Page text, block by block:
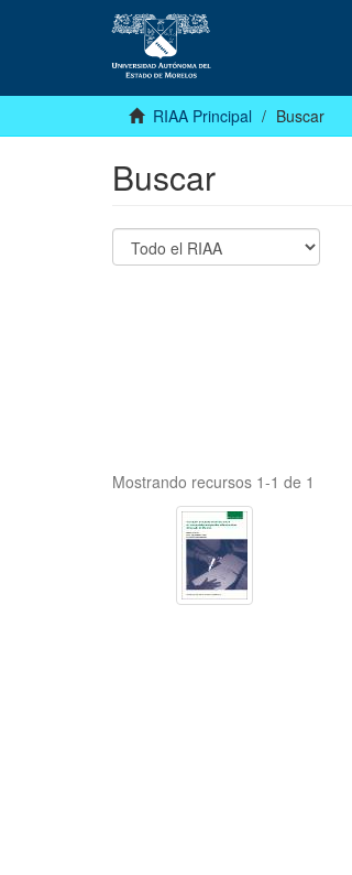
RIAA Principal Buscar
Buscar
Mostrando recursos 1-1 de 1